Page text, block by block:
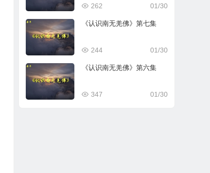
01/30
262
《认识南无羌佛》第七集
01/30
244
《认识南无羌佛》第六集
01/30
347